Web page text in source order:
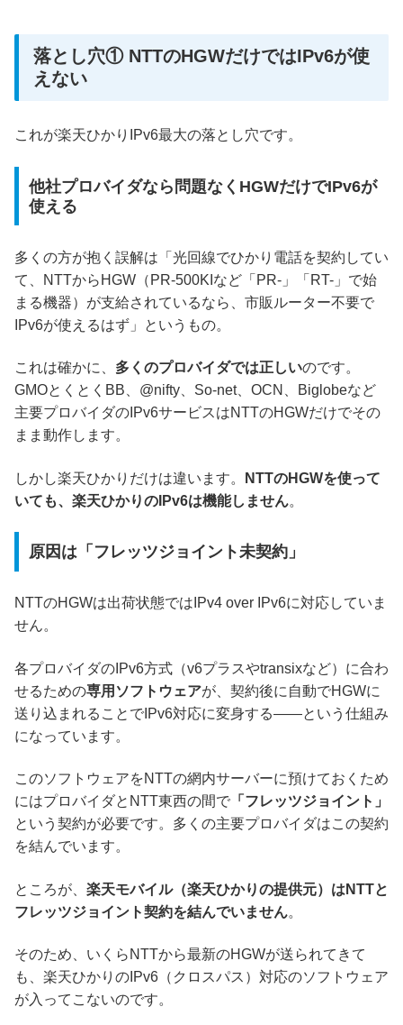
落とし穴① NTTのHGWだけではIPv6が使
えない
これが楽天ひかりIPv6最大の落とし穴です。
他社プロバイダなら問題なくHGWだけでIPv6が
使える
多くの方が抱く誤解は「光回線でひかり電話を契約してい
て、NTTからHGW（PR-500KIなど「PR-」「RT-」で始
まる機器）が支給されているなら、市販ルーター不要で
IPv6が使えるはず」というもの。
これは確かに、 多くのプロバイダでは正しいのです。
GMOとくとくBB、@nifty、So-net、OCN、Biglobeなど
主要プロバイダのIPv6サービスはNTTのHGWだけでその
まま動作します。
しかし楽天ひかりだけは違います。
NTTのHGWを使って
いても、楽天ひかりのIPv6は機能しません。
原因は「フレッツジョイント未契約」
NTTのHGWは出荷状態ではIPv4 over IPv6に対応していま
せん。
各プロバイダのIPv6方式（v6プラスやtransixなど）に合わ
せるための専用ソフトウェアが、契約後に自動でHGWに
送り込まれることでIPv6対応に変身する――という仕組み
になっています。
このソフトウェアをNTTの網内サーバーに預けておくため
にはプロバイダとNTT東西の間で 「フレッツジョイント」
という契約が必要です。多くの主要プロバイダはこの契約
を結んでいます。
ところが、 楽天モバイル（楽天ひかりの提供元）はNTTと
フレッツジョイント契約を結んでいません。
そのため、いくらNTTから最新のHGWが送られてきて
も、楽天ひかりのIPv6（クロスパス）対応のソフトウェア
が入ってこないのです。